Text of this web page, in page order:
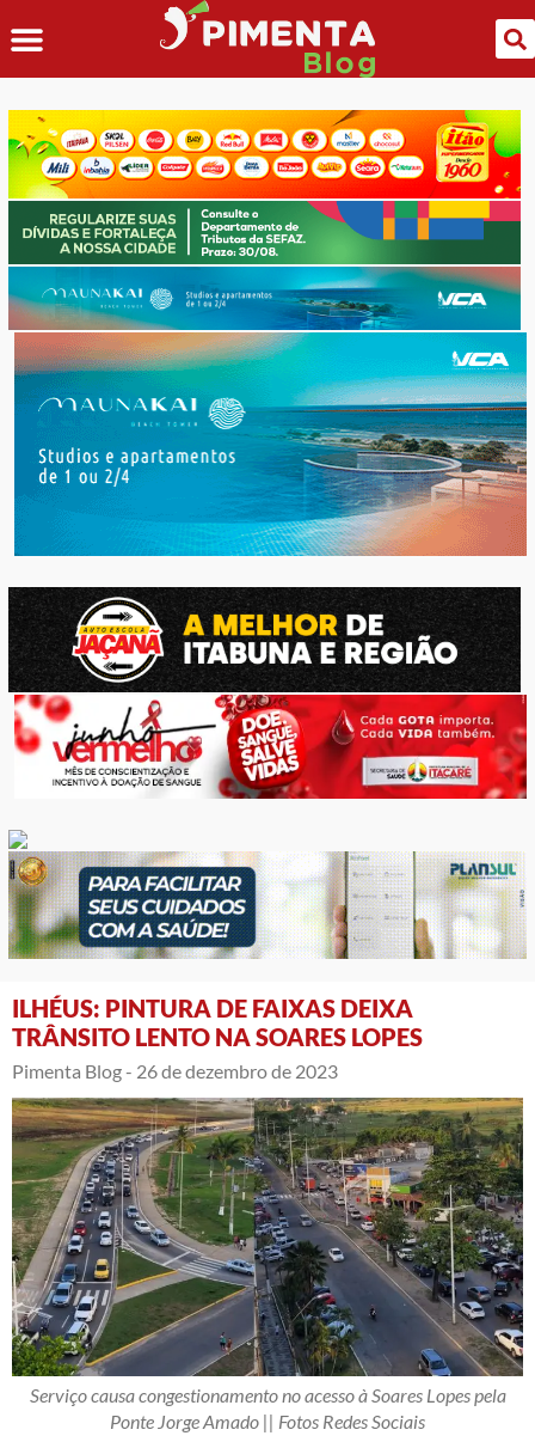
ILHÉUS: PINTURA DE FAIXAS DEIXA
TRÂNSITO LENTO NA SOARES LOPES
Pimenta Blog - 26 de dezembro de 2023
Serviço causa congestionamento no acesso à Soares Lopes pela
Ponte Jorge Amado || Fotos Redes Sociais